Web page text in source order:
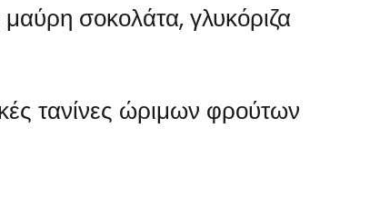
σοκολάτα, γλυκόριζα
τανίνες ώριμων φρούτων